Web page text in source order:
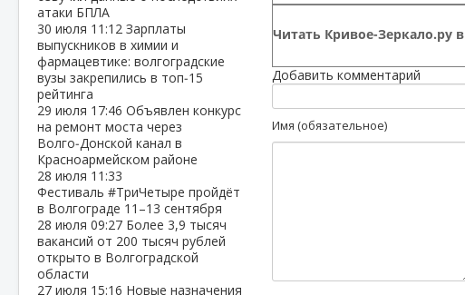
атаки БПЛА
30 июля 11:12 Зарплаты
выпускников в химии и
фармацевтике: волгоградские
вузы закрепились в топ‑15
рейтинга
29 июля 17:46 Объявлен конкурс
на ремонт моста через
Волго‑Донской канал в
Красноармейском районе
28 июля 11:33
Фестиваль #ТриЧетыре пройдёт
в Волгограде 11–13 сентября
28 июля 09:27 Более 3,9 тысяч
вакансий от 200 тысяч рублей
открыто в Волгоградской
области
27 июля 15:16 Новые назначения
Читать Кривое-Зеркало.ру в
Добавить комментарий
Имя (обязательное)